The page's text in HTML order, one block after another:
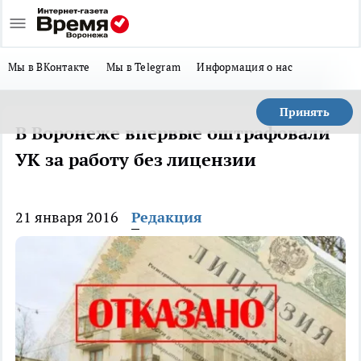
Мы в ВКонтакте Мы в Telegram Информация о нас
Принять
В Воронеже впервые оштрафовали
УК за работу без лицензии
21 января 2016 Редакция